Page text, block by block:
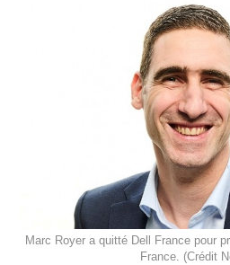
Marc Royer a quitté Dell France pour
France. (Crédit